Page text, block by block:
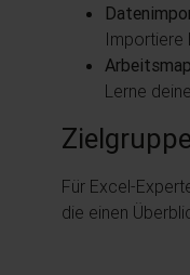
Importiere
Lerne
Zielgruppe
Für Excel-
die einen